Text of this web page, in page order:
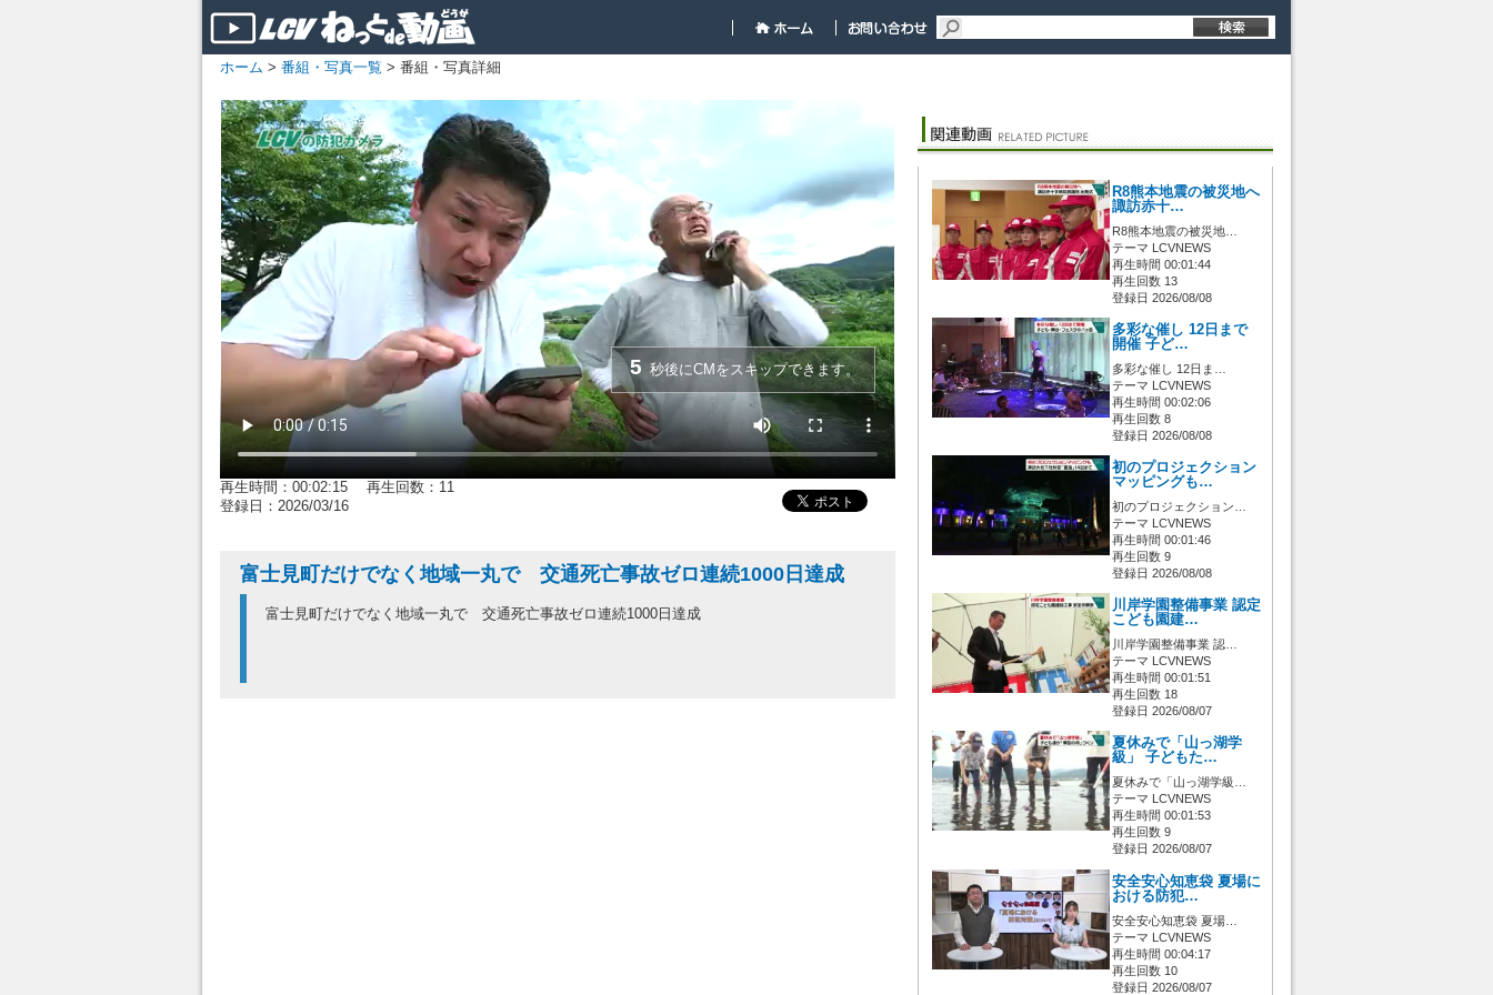
ホーム > 番組・写真一覧 > 番組・写真詳細
5 秒後にCMをスキップできます。
再生時間：00:02:15 再生回数：11
登録日：2026/03/16
富士見町だけでなく地域一丸で 交通死亡事故ゼロ連続1000日達成
富士見町だけでなく地域一丸で 交通死亡事故ゼロ連続1000日達成
R8熊本地震の被災地へ
諏訪赤十…
R8熊本地震の被災地…
テーマ LCVNEWS
再生時間 00:01:44
再生回数 13
登録日 2026/08/08
多彩な催し 12日まで
開催 子ど…
多彩な催し 12日ま…
テーマ LCVNEWS
再生時間 00:02:06
再生回数 8
登録日 2026/08/08
初のプロジェクション
マッピングも…
初のプロジェクション…
テーマ LCVNEWS
再生時間 00:01:46
再生回数 9
登録日 2026/08/08
川岸学園整備事業 認定
こども園建…
川岸学園整備事業 認…
テーマ LCVNEWS
再生時間 00:01:51
再生回数 18
登録日 2026/08/07
夏休みで「山っ湖学
級」 子どもた…
夏休みで「山っ湖学級…
テーマ LCVNEWS
再生時間 00:01:53
再生回数 9
登録日 2026/08/07
安全安心知恵袋 夏場に
おける防犯…
安全安心知恵袋 夏場…
テーマ LCVNEWS
再生時間 00:04:17
再生回数 10
登録日 2026/08/07